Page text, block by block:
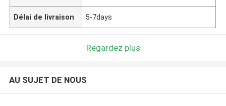
Délai de livraison 5-7days
Regardez plus
AU SUJET DE NOUS